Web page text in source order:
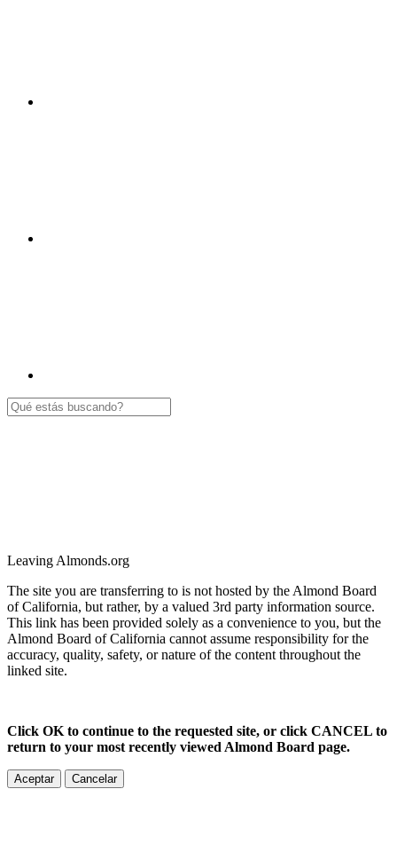
Leaving Almonds.org
The site you are transferring to is not hosted by the Almond Board
of California, but rather, by a valued 3rd party information source.
This link has been provided solely as a convenience to you, but the
Almond Board of California cannot assume responsibility for the
accuracy, quality, safety, or nature of the content throughout the
linked site.
Click OK to continue to the requested site, or click CANCEL to
return to your most recently viewed Almond Board page.
Aceptar Cancelar